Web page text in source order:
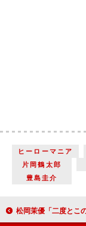
ヒーローマニア
片岡鶴太郎
豊島圭介
松岡茉優「二度とこの子と練習したくないと思った」